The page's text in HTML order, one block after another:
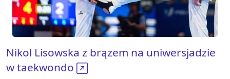
Nikol Lisowska z brązem na uniwersjadzie
w taekwondo